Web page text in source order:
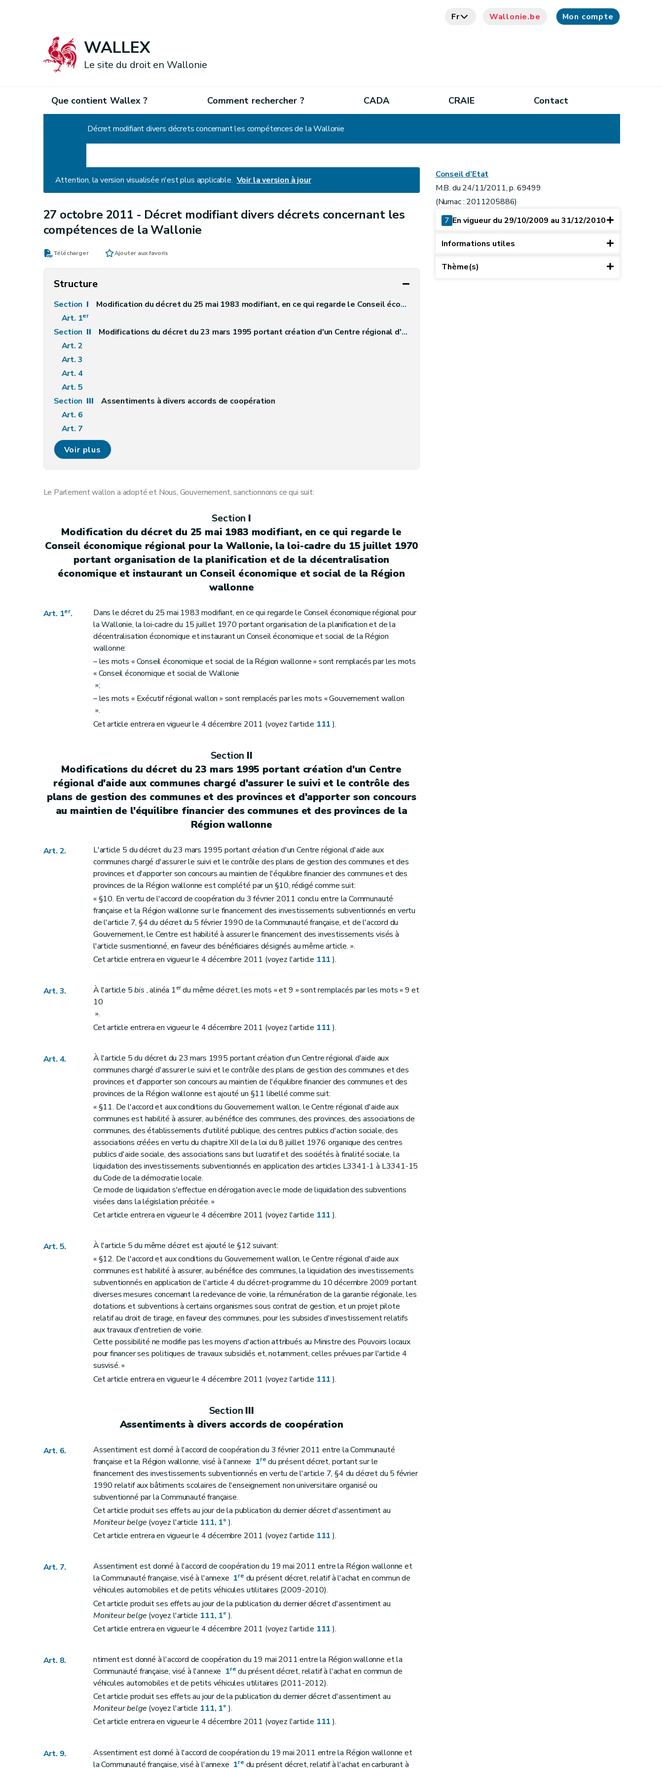
Fr Wallonie.be Mon compte
WALLEX
Le site du droit en Wallonie
Que contient Wallex ? Comment rechercher ? CADA CRAIE Contact
Décret modifiant divers décrets concernant les compétences de la Wallonie
Attention, la version visualisée n'est plus applicable. Voir la version à jour
27 octobre 2011 - Décret modifiant divers décrets concernant les
compétences de la Wallonie
Télécharger Ajouter aux favoris
Structure
Section I
Modification du décret du 25 mai 1983 modifiant, en ce qui regarde le Conseil économique régional pour la Wallonie, la loi-cadre du 15 juillet 1970 portant organisation de la planification et de la décentralisation économique et instaurant un Conseil économique et social de la Région wallonne
Art. 1er
Section II
Modifications du décret du 23 mars 1995 portant création d'un Centre régional d'aide aux communes chargé d'assurer le suivi et le contrôle des plans de gestion des communes et des provinces et d'apporter son concours au maintien de l'équilibre financier des communes et des provinces de la Région wallonne
Art. 2
Art. 3
Art. 4
Art. 5
Section III
Assentiments à divers accords de coopération
Art. 6
Art. 7
Art. 8
Art. 9
SectionIV
Modifications des décrets du 12 avril 2001 relatif à l'organisation du marché régional de l'électricité et du 19 décembre 2002 relatif à l'organisation du marché régional du gaz
Art. 13
Art. 14
Art. 16
Art. 19
Modifications du Code wallon du Logement
VII
Modifications du décret du 25 avril 2002 relatif aux aides visant à favoriser l'engagement de demandeurs d'emploi inoccupés par les pouvoirs locaux, régionaux et communautaires, par certains employeurs du secteur non marchand, de l'enseignement et du secteur marchand
Art. 28
Art. 29
Art. 30
SectionVIII
Modifications du décret du 14 décembre 2006 relatif à l'agrément et au subventionnement des « Initiatives de développement de l'emploi dans le secteur des services de proximité à finalité sociale », en abrégé « IDESS »
Section
Modification du décret du 11 juillet 2002 organisant le statut de la Société wallonne de financement et de garantie des petites et moyennes entreprises, en abrégé « SOWALFIN »
Modification du décret du 3 avril 2009 portant création de la Caisse d'Investissement de Wallonie et instituant une réduction de l'impôt des personnes physiques en cas de souscription d'actions ou d'obligations de la Caisse
XI
Modification du décret du 2 avril 1998 créant l'Agence wallonne à l'Exportation et aux Investissements étrangers
XII
Modifications du décret du 18 octobre 2007 relatif aux services de taxis et aux services de location de voitures avec chauffeur
Section
XIII
Modification du décret fiscal du 22 mars 2007 favorisant la prévention et la valorisation des déchets en Région wallonne et portant modification du décret du 6 mai 1999 relatif à l'établissement, au recouvrement et au contentieux en matière de taxes régionales directes
XIV
Transposition partielle de la Directive 2001/42/CE du Parlement européen et du Conseil du 27 juin 2001 relative à l'évaluation des incidences de certains plans et programmes sur l'environnement
Art. 42
XV
Modification du décret du 30 avril 2009 modifiant le Code wallon de l'Aménagement du Territoire, de l'Urbanisme, du Patrimoine, le décret du 11 mars 1999 relatif au permis d'environnement et le décret du 11 mars 2004 relatif aux infrastructures d'accueil des activités économiques
XVI
Modifications du décret du 3 avril 2009 relatif à la protection contre les éventuels effets nocifs et nuisances provoqués par les rayonnements non ionisants générés par des antennes émettrices stationnaires
Art. 52
XVIII Modification du Livre I du Code de l'Environnement
Art. 66
Modifications du décret du 11 mars 1999 relatif au permis d'environnement
XX
Modifications du décret du 5 décembre 2008 relatif à la gestion des sols
Art. 79
Art. 85
Voir plus
Le Parlement wallon a adopté et Nous, Gouvernement, sanctionnons ce qui suit:
Section I
Modification du décret du 25 mai 1983 modifiant, en ce qui regarde le
Conseil économique régional pour la Wallonie, la loi-cadre du 15 juillet 1970
portant organisation de la planification et de la décentralisation
économique et instaurant un Conseil économique et social de la Région
wallonne
Art. 1er.
Dans le décret du 25 mai 1983 modifiant, en ce qui regarde le Conseil économique régional pour
la Wallonie, la loi-cadre du 15 juillet 1970 portant organisation de la planification et de la
décentralisation économique et instaurant un Conseil économique et social de la Région
wallonne:
– les mots « Conseil économique et social de la Région wallonne » sont remplacés par les mots
« Conseil économique et social de Wallonie
»;
– les mots « Exécutif régional wallon » sont remplacés par les mots « Gouvernement wallon
».
Cet article entrera en vigueur le 4 décembre 2011 (voyez l'article 111 ).
Section II
Modifications du décret du 23 mars 1995 portant création d'un Centre
régional d'aide aux communes chargé d'assurer le suivi et le contrôle des
plans de gestion des communes et des provinces et d'apporter son concours
au maintien de l'équilibre financier des communes et des provinces de la
Région wallonne
Art. 2.
L'article 5 du décret du 23 mars 1995 portant création d'un Centre régional d'aide aux
communes chargé d'assurer le suivi et le contrôle des plans de gestion des communes et des
provinces et d'apporter son concours au maintien de l'équilibre financier des communes et des
provinces de la Région wallonne est complété par un §10, rédigé comme suit:
« §10. En vertu de l'accord de coopération du 3 février 2011 conclu entre la Communauté
française et la Région wallonne sur le financement des investissements subventionnés en vertu
de l'article 7, §4 du décret du 5 février 1990 de la Communauté française, et de l'accord du
Gouvernement, le Centre est habilité à assurer le financement des investissements visés à
l'article susmentionné, en faveur des bénéficiaires désignés au même article. ».
Cet article entrera en vigueur le 4 décembre 2011 (voyez l'article 111 ).
Art. 3. À l'article 5bis , alinéa 1erdu même décret, les mots « et 9 » sont remplacés par les mots « 9 et
10
».
Cet article entrera en vigueur le 4 décembre 2011 (voyez l'article 111 ).
Art. 4.
À l'article 5 du décret du 23 mars 1995 portant création d'un Centre régional d'aide aux
communes chargé d'assurer le suivi et le contrôle des plans de gestion des communes et des
provinces et d'apporter son concours au maintien de l'équilibre financier des communes et des
provinces de la Région wallonne est ajouté un §11 libellé comme suit:
« §11. De l'accord et aux conditions du Gouvernement wallon, le Centre régional d'aide aux
communes est habilité à assurer, au bénéfice des communes, des provinces, des associations de
communes, des établissements d'utilité publique, des centres publics d'action sociale, des
associations créées en vertu du chapitre XII de la loi du 8 juillet 1976 organique des centres
publics d'aide sociale, des associations sans but lucratif et des sociétés à finalité sociale, la
liquidation des investissements subventionnés en application des articles L3341-1 à L3341-15
du Code de la démocratie locale.
Ce mode de liquidation s'effectue en dérogation avec le mode de liquidation des subventions
visées dans la législation précitée. »
Cet article entrera en vigueur le 4 décembre 2011 (voyez l'article 111 ).
Art. 5.
À l'article 5 du même décret est ajouté le §12 suivant:
« §12. De l'accord et aux conditions du Gouvernement wallon, le Centre régional d'aide aux
communes est habilité à assurer, au bénéfice des communes, la liquidation des investissements
subventionnés en application de l'article 4 du décret-programme du 10 décembre 2009 portant
diverses mesures concernant la redevance de voirie, la rémunération de la garantie régionale, les
dotations et subventions à certains organismes sous contrat de gestion, et un projet pilote
relatif au droit de tirage, en faveur des communes, pour les subsides d'investissement relatifs
aux travaux d'entretien de voirie.
Cette possibilité ne modifie pas les moyens d'action attribués au Ministre des Pouvoirs locaux
pour financer ses politiques de travaux subsidiés et, notamment, celles prévues par l'article 4
susvisé. »
Cet article entrera en vigueur le 4 décembre 2011 (voyez l'article 111 ).
Section III
Assentiments à divers accords de coopération
Art. 6.
Assentiment est donné à l'accord de coopération du 3 février 2011 entre la Communauté
française et la Région wallonne, visé à l'annexe 1re du présent décret, portant sur le
financement des investissements subventionnés en vertu de l'article 7, §4 du décret du 5 février
1990 relatif aux bâtiments scolaires de l'enseignement non universitaire organisé ou
subventionné par la Communauté française.
Cet article produit ses effets au jour de la publication du dernier décret d'assentiment au
Moniteur belge (voyez l'article 111, 1° ).
Cet article entrera en vigueur le 4 décembre 2011 (voyez l'article 111 ).
Art. 7.
Assentiment est donné à l'accord de coopération du 19 mai 2011 entre la Région wallonne et
la Communauté française, visé à l'annexe 1re du présent décret, relatif à l'achat en commun de
véhicules automobiles et de petits véhicules utilitaires (2009-2010).
Cet article produit ses effets au jour de la publication du dernier décret d'assentiment au
Moniteur belge (voyez l'article 111, 1° ).
Cet article entrera en vigueur le 4 décembre 2011 (voyez l'article 111 ).
Art. 8.
ntiment est donné à l'accord de coopération du 19 mai 2011 entre la Région wallonne et la
Communauté française, visé à l'annexe 1re du présent décret, relatif à l'achat en commun de
véhicules automobiles et de petits véhicules utilitaires (2011-2012).
Cet article produit ses effets au jour de la publication du dernier décret d'assentiment au
Moniteur belge (voyez l'article 111, 1° ).
Cet article entrera en vigueur le 4 décembre 2011 (voyez l'article 111 ).
Art. 9.
Assentiment est donné à l'accord de coopération du 19 mai 2011 entre la Région wallonne et
la Communauté française, visé à l'annexe 1re du présent décret, relatif à l'achat en carburant à
Conseil d’Etat
M.B. du 24/11/2011, p. 69499
(Numac : 2011205886)
7 En vigueur du 29/10/2009 au 31/12/2010
Informations utiles
Thème(s)